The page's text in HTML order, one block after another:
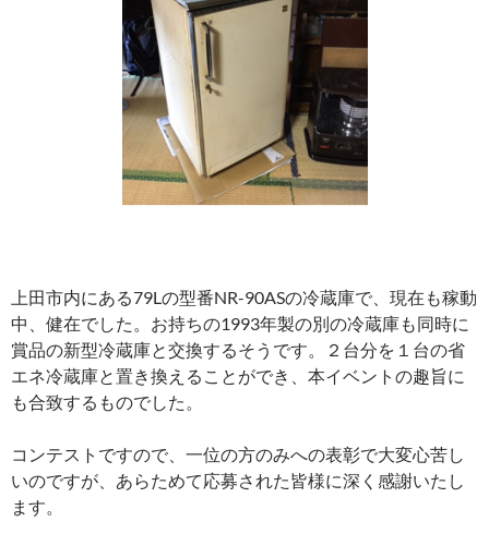
上田市内にある79Lの型番NR-90ASの冷蔵庫で、現在も稼動
中、健在でした。お持ちの1993年製の別の冷蔵庫も同時に
賞品の新型冷蔵庫と交換するそうです。２台分を１台の省
エネ冷蔵庫と置き換えることができ、本イベントの趣旨に
も合致するものでした。
コンテストですので、一位の方のみへの表彰で大変心苦し
いのですが、あらためて応募された皆様に深く感謝いたし
ます。